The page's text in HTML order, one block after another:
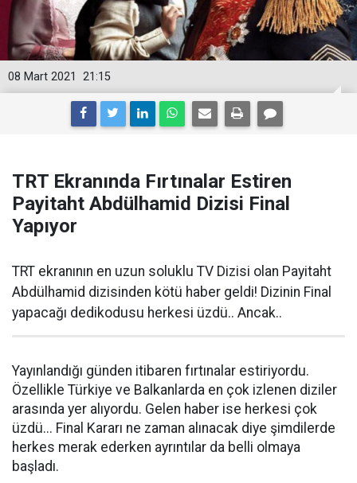
21:15
08 Mart 2021
TRT Ekranında Fırtınalar Estiren
Payitaht Abdülhamid Dizisi Final
Yapıyor
TRT ekranının en uzun soluklu TV Dizisi olan Payitaht
Abdülhamid dizisinden kötü haber geldi! Dizinin Final
yapacağı dedikodusu herkesi üzdü.. Ancak..
Yayınlandığı günden itibaren fırtınalar estiriyordu.
Özellikle Türkiye ve Balkanlarda en çok izlenen diziler
arasında yer alıyordu. Gelen haber ise herkesi çok
üzdü... Final Kararı ne zaman alınacak diye şimdilerde
herkes merak ederken ayrıntılar da belli olmaya
başladı.